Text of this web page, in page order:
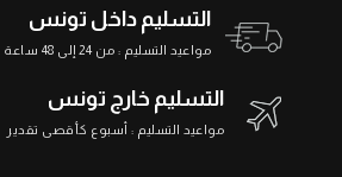
التسليم داخل تونس
مواعيد التسليم : من 24 إلى 48 ساعة
التسليم خارج تونس
مواعيد التسليم : أسبوع كأقصى تقدير